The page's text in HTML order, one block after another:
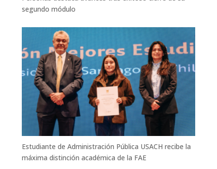
segundo módulo
Estudiante de Administración Pública USACH recibe la
máxima distinción académica de la FAE